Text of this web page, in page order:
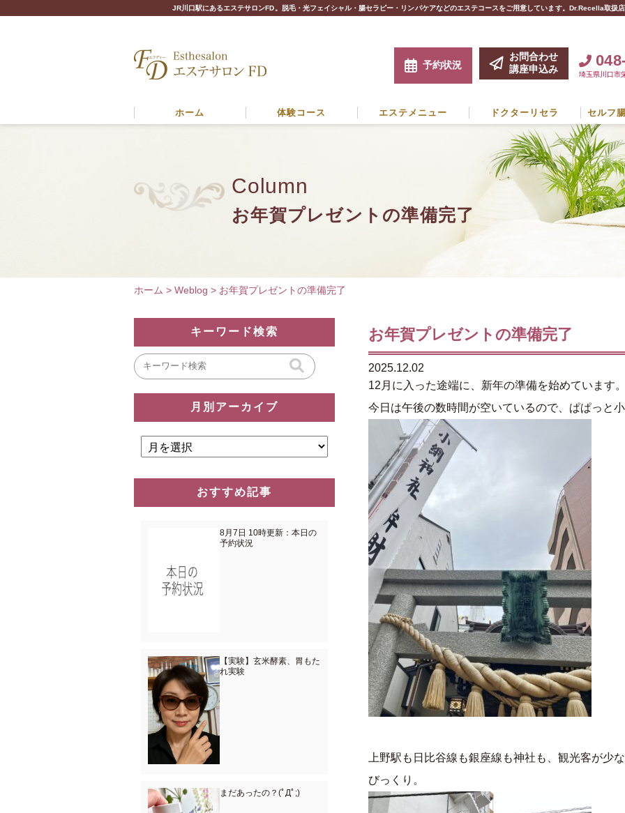
JR川口駅にあるエステサロンFD。脱毛・光フェイシャル・腸セラピー・リンパケアなどのエステコースをご用意しています。Dr.Recella取扱
予約状況
お問合わせ
講座申込み
埼玉県川口市
ホーム 体験コース エステメニュー ドクターリセラ セルフ
Column
お年賀プレゼントの準備完了
ホーム > Weblog > お年賀プレゼントの準備完了
キーワード検索
月別アーカイブ
おすすめ記事
8月7日 10時更新：本日の
予約状況
【実験】玄米酵素、胃もた
れ実験
まだあったの？(ﾟДﾟ;)
お年賀プレゼントの準備完了
2025.12.02
12月に入った途端に、新年の準備を始めています
今日は午後の数時間が空いているので、ぱぱっと
上野駅も日比谷線も銀座線も神社も、観光客が少
びっくり。